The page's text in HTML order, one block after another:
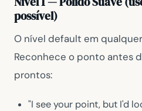
possível)
O nível default em
Reconhece o ponto antes
prontos:
"I see your point, but I'd